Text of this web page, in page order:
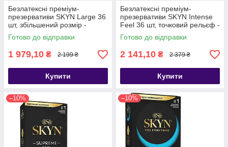
Безлатексні преміум-
презервативи SKYN Large 36
шт, збільшений розмір -
SX2395
Готово до відправки
1 979,10 ₴ 2 199 ₴
Купити
Безлатексні преміум-
презервативи SKYN Intense
Feel 36 шт, точковий рельєф -
SX2396
Готово до відправки
2 141,10 ₴ 2 379 ₴
Купити
–10% –10%